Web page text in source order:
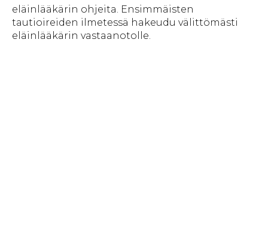
eläinlääkärin ohjeita. Ensimmäisten
tautioireiden ilmetessä hakeudu välittömästi
eläinlääkärin vastaanotolle.